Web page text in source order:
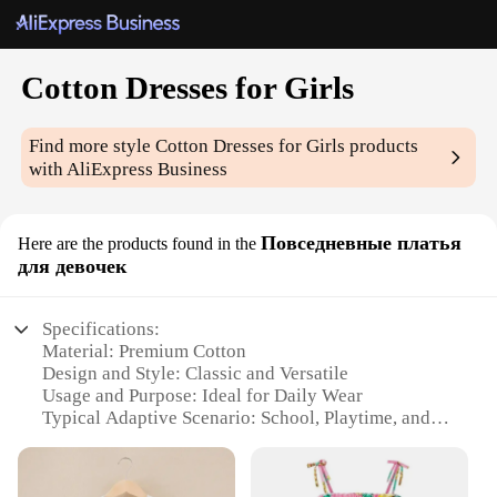
Cotton Dresses for Girls
Find more styleCotton Dresses for Girls products
with AliExpress Business
Here are the products found in the Повседневные платья
для девочек
Specifications:
Material: Premium Cotton
Design and Style: Classic and Versatile
Usage and Purpose: Ideal for Daily Wear
Typical Adaptive Scenario: School, Playtime, and
Shape or Size or Weight or Quantity: Available in a